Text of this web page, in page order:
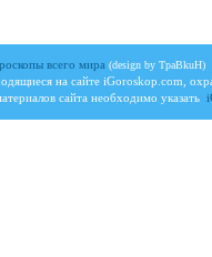
всего мира (design by TpaBkuH)
на сайте iGoroskop.com ,
сайта необходимо указать